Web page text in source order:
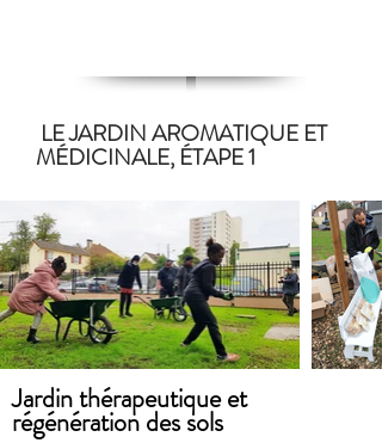
LE JARDIN AROMATIQUE ET
MÉDICINALE, ÉTAPE 1
Jardin thérapeutique et
régénération des sols